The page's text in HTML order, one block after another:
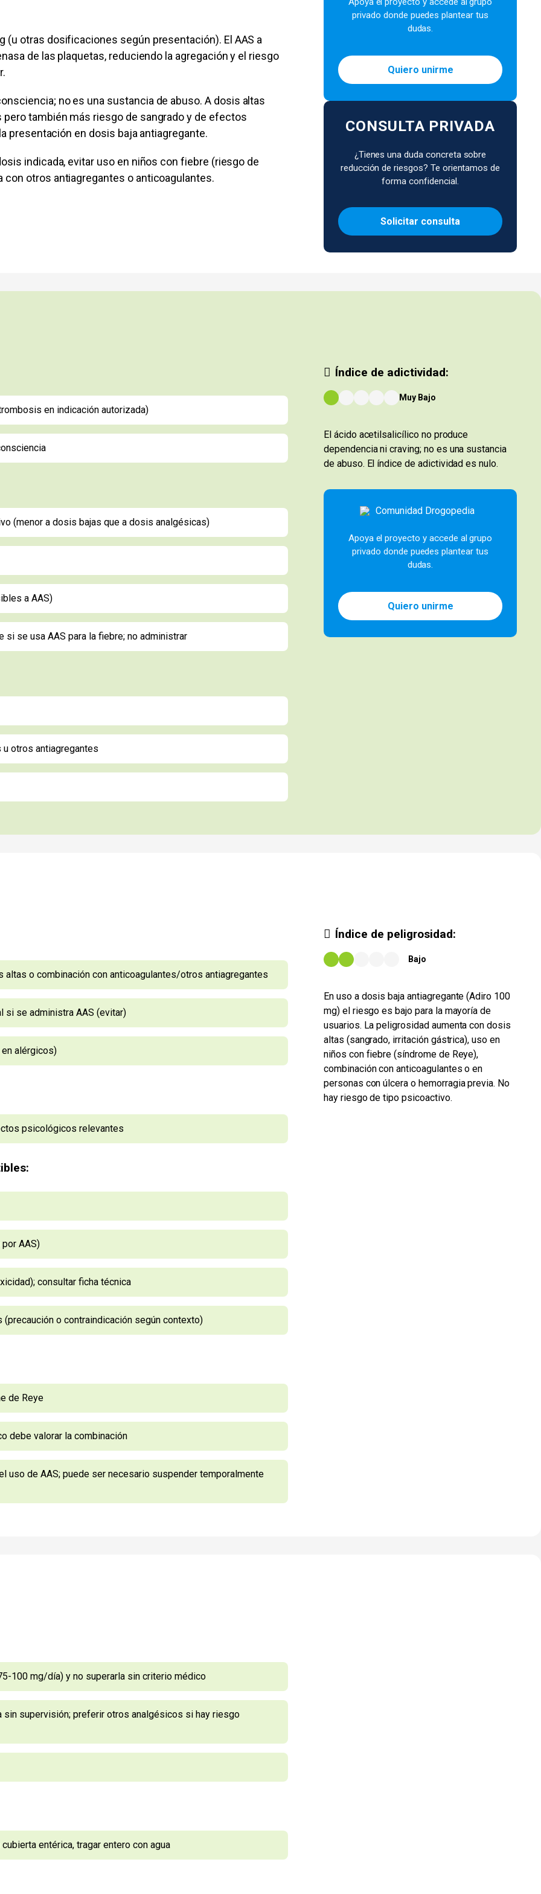
(u otras dosificaciones según presentación). El AAS a
de las plaquetas, reduciendo la agregación y el riesgo
no es una sustancia de abuso. A dosis altas
también más riesgo de sangrado y de efectos
presentación en dosis baja antiagregante.
indicada, evitar uso en niños con fiebre (riesgo de
con otros antiagregantes o anticoagulantes.
privado donde puedes plantear tus
dudas.
Quiero unirme
CONSULTA PRIVADA
¿Tienes una duda concreta sobre
reducción de riesgos? Te orientamos de
forma confidencial.
Solicitar consulta
en indicación autorizada)
(menor a dosis bajas que a dosis analgésicas)
a AAS)
si se usa AAS para la fiebre; no administrar
u otros antiagregantes
Índice de adictividad:
Muy Bajo
El ácido acetilsalicílico no produce
dependencia ni craving; no es una sustancia
de abuso. El índice de adictividad es nulo.
Apoya el proyecto y accede al grupo
privado donde puedes plantear tus
dudas.
Quiero unirme
altas o combinación con anticoagulantes/otros antiagregantes
si se administra AAS (evitar)
en alérgicos)
psicológicos relevantes
AAS)
consultar ficha técnica
(precaución o contraindicación según contexto)
de Reye
debe valorar la combinación
uso de AAS; puede ser necesario suspender temporalmente
Índice de peligrosidad:
Bajo
En uso a dosis baja antiagregante (Adiro 100
mg) el riesgo es bajo para la mayoría de
usuarios. La peligrosidad aumenta con dosis
altas (sangrado, irritación gástrica), uso en
niños con fiebre (síndrome de Reye),
combinación con anticoagulantes o en
personas con úlcera o hemorragia previa. No
hay riesgo de tipo psicoactivo.
100 mg/día) y no superarla sin criterio médico
sin supervisión; preferir otros analgésicos si hay riesgo
entérica, tragar entero con agua